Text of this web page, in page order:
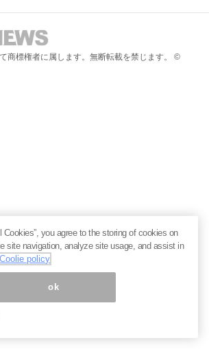
商標権者に属します。無断転載を禁じます。 ©
Cookies”, you agree to the storing of cookies on
site navigation, analyze site usage, and assist in
Coolie policy
ok